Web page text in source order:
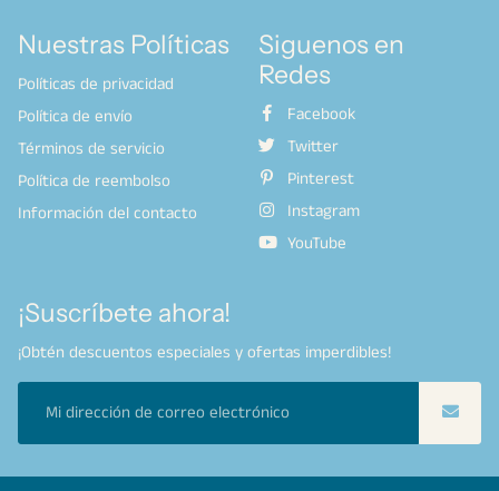
Nuestras Políticas
Políticas de privacidad
Política de envío
Términos de servicio
Política de reembolso
Información del contacto
Siguenos en
Redes
Facebook
Twitter
Pinterest
Instagram
YouTube
¡Suscríbete ahora!
¡Obtén descuentos especiales y ofertas imperdibles!